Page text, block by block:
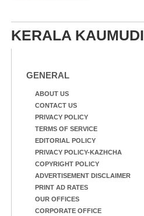
KERALA KAUMUDI
GENERAL
ABOUT US
CONTACT US
PRIVACY POLICY
TERMS OF SERVICE
EDITORIAL POLICY
PRIVACY POLICY-KAZHCHA
COPYRIGHT POLICY
ADVERTISEMENT DISCLAIMER
PRINT AD RATES
OUR OFFICES
CORPORATE OFFICE